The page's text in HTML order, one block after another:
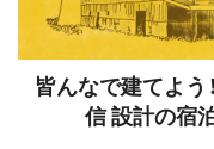
皆んなで建てよう
信 設計の宿